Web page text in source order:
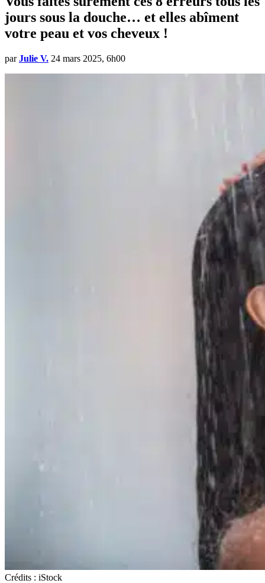
jours sous la douche… et elles abîment
votre peau et vos cheveux !
par Julie V. 24 mars 2025, 6h00
Crédits : iStock